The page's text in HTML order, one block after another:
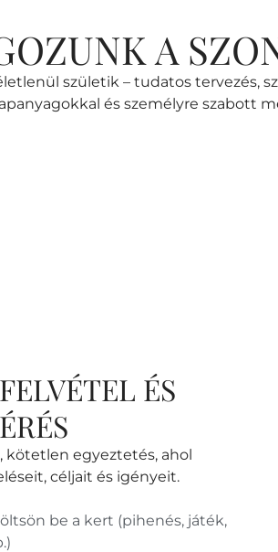
A
születik – tudatos tervezés,
és személyre szabott
ÉS
kötetlen egyeztetés, ahol
céljait és igényeit.
be a kert (pihenés, játék,